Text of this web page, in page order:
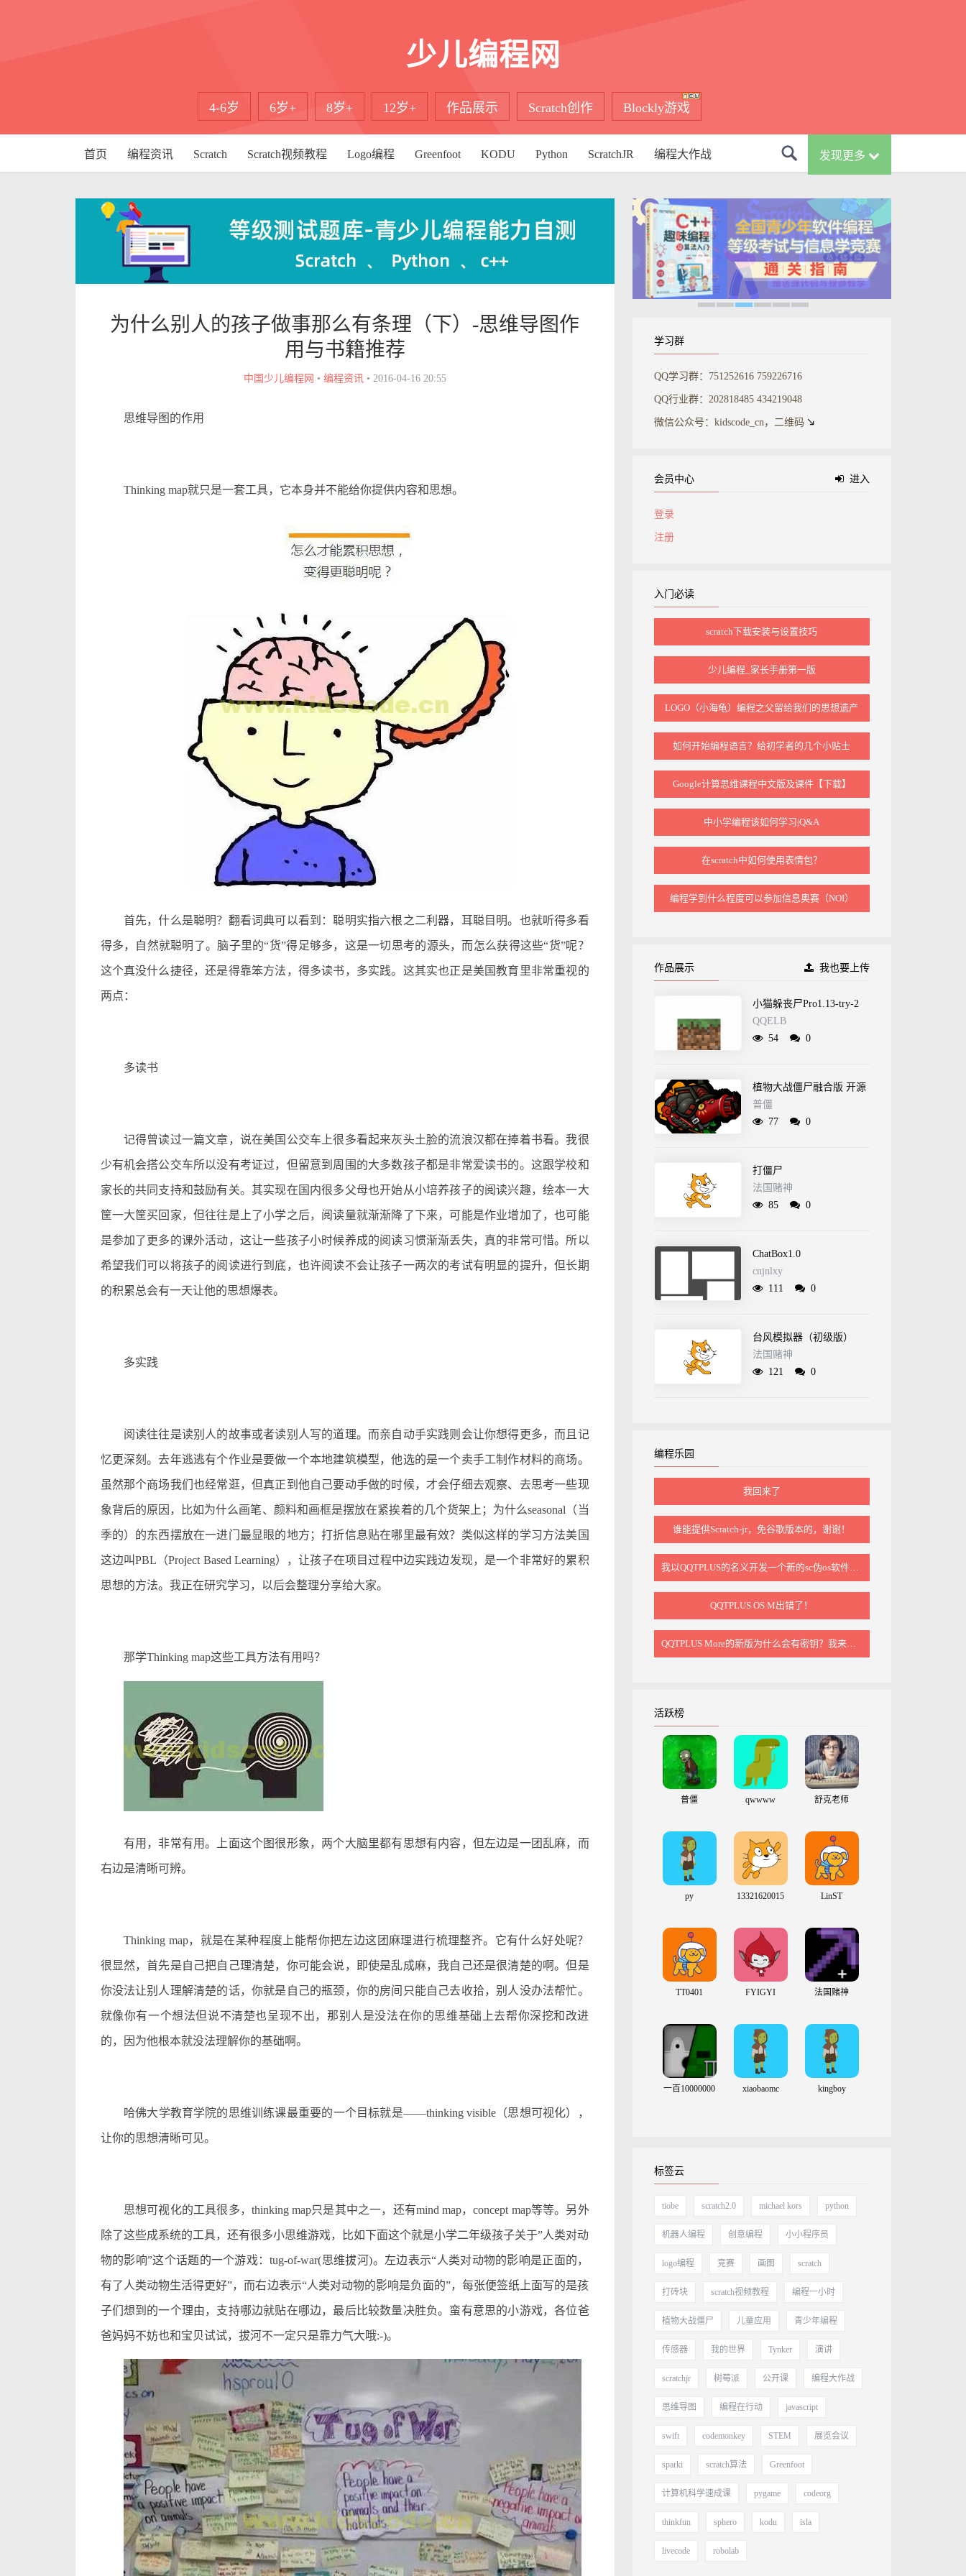
少儿编程网
4-6岁 6岁+ 8岁+ 12岁+ 作品展示 Scratch创作 Blockly游戏
发现更多
首页 编程资讯 Scratch Scratch视频教程 Logo编程 Greenfoot KODU Python ScratchJR 编程大作战
为什么别人的孩子做事那么有条理（下）-思维导图作
用与书籍推荐
中国少儿编程网 • 编程资讯• 2016-04-16 20:55
思维导图的作用
Thinking map就只是一套工具，它本身并不能给你提供内容和思想。
首先，什么是聪明？翻看词典可以看到：聪明实指六根之二利器，耳聪目明。也就听得多看
得多，自然就聪明了。脑子里的“货”得足够多，这是一切思考的源头，而怎么获得这些“货”呢？
这个真没什么捷径，还是得靠笨方法，得多读书，多实践。这其实也正是美国教育里非常重视的
两点：
多读书
记得曾读过一篇文章，说在美国公交车上很多看起来灰头土脸的流浪汉都在捧着书看。我很
少有机会搭公交车所以没有考证过，但留意到周围的大多数孩子都是非常爱读书的。这跟学校和
家长的共同支持和鼓励有关。其实现在国内很多父母也开始从小培养孩子的阅读兴趣，绘本一大
筐一大筐买回家，但往往是上了小学之后，阅读量就渐渐降了下来，可能是作业增加了，也可能
是参加了更多的课外活动，这让一些孩子小时候养成的阅读习惯渐渐丢失，真的非常可惜。所以
希望我们可以将孩子的阅读进行到底，也许阅读不会让孩子一两次的考试有明显的提升，但长期
的积累总会有一天让他的思想爆表。
多实践
阅读往往是读别人的故事或者读别人写的道理。而亲自动手实践则会让你想得更多，而且记
忆更深刻。去年逃逃有个作业是要做一个本地建筑模型，他选的是一个卖手工制作材料的商场。
虽然那个商场我们也经常逛，但真正到他自己要动手做的时候，才会仔细去观察、去思考一些现
象背后的原因，比如为什么画笔、颜料和画框是摆放在紧挨着的几个货架上；为什么seasonal（当
季的）的东西摆放在一进门最显眼的地方；打折信息贴在哪里最有效？类似这样的学习方法美国
这边叫PBL（Project Based Learning），让孩子在项目过程中边实践边发现，是一个非常好的累积
思想的方法。我正在研究学习，以后会整理分享给大家。
那学Thinking map这些工具方法有用吗？
有用，非常有用。上面这个图很形象，两个大脑里都有思想有内容，但左边是一团乱麻，而
右边是清晰可辨。
Thinking map，就是在某种程度上能帮你把左边这团麻理进行梳理整齐。它有什么好处呢？
很显然，首先是自己把自己理清楚，你可能会说，即使是乱成麻，我自己还是很清楚的啊。但是
你没法让别人理解清楚的话，你就是自己的瓶颈，你的房间只能自己去收拾，别人没办法帮忙。
就像你有一个想法但说不清楚也呈现不出，那别人是没法在你的思维基础上去帮你深挖和改进
的，因为他根本就没法理解你的基础啊。
哈佛大学教育学院的思维训练课最重要的一个目标就是——thinking visible（思想可视化），
让你的思想清晰可见。
思想可视化的工具很多，thinking map只是其中之一，还有mind map，concept map等等。另外
除了这些成系统的工具，还有很多小思维游戏，比如下面这个就是小学二年级孩子关于”人类对动
物的影响”这个话题的一个游戏：tug-of-war(思维拔河)。左边表示“人类对动物的影响是正面的，
有了人类动物生活得更好”，而右边表示“人类对动物的影响是负面的”，每张便签纸上面写的是孩
子们想到的一个理由，支持哪边就贴在哪边，最后比较数量决胜负。蛮有意思的小游戏，各位爸
爸妈妈不妨也和宝贝试试，拔河不一定只是靠力气大哦:-)。
学习群
QQ学习群：751252616 759226716
QQ行业群：202818485 434219048
微信公众号：kidscode_cn，二维码
会员中心 进入
登录
注册
入门必读
scratch下载安装与设置技巧
少儿编程_家长手册第一版
LOGO（小海龟）编程之父留给我们的思想遗产
如何开始编程语言？给初学者的几个小贴士
Google计算思维课程中文版及课件【下载】
中小学编程该如何学习|Q&A
在scratch中如何使用表情包？
编程学到什么程度可以参加信息奥赛（NOI）
作品展示 我也要上传
小猫躲丧尸Pro1.13-try-2
QQELB
54
0
植物大战僵尸融合版 开源
普僵
77
0
打僵尸
法国赌神
85
0
ChatBox1.0
cnjnlxy
111
0
台风模拟器（初级版）
法国赌神
121
0
编程乐园
我回来了
谁能提供Scratch‑jr，免谷歌版本的，谢谢！
我以QQTPLUS的名义开发一个新的sc伪os软件标准
QQTPLUS OS M出错了！
QQTPLUS More的新版为什么会有密钥？我来讲讲
活跃榜
普僵 qwwww 舒克老师
py 13321620015 LinST
TT0401 FYIGYI 法国赌神
一百10000000 xiaobaomc kingboy
标签云
tiobe scratch2.0 michael kors python
机器人编程 创意编程 小小程序员
logo编程 竞赛 画图 scratch
打砖块 scratch视频教程 编程一小时
植物大战僵尸 儿童应用 青少年编程
传感器 我的世界 Tynker 演讲
scratchjr 树莓派 公开课 编程大作战
思维导图 编程在行动 javascript
swift codemonkey STEM 展览会议
sparki scratch算法 Greenfoot
计算机科学速成课 pygame codeorg
thinkfun sphero kodu isla
livecode robolab